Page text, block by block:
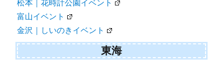
松本｜花時計公園イベント
富山イベント
金沢｜しいのきイベント
東海